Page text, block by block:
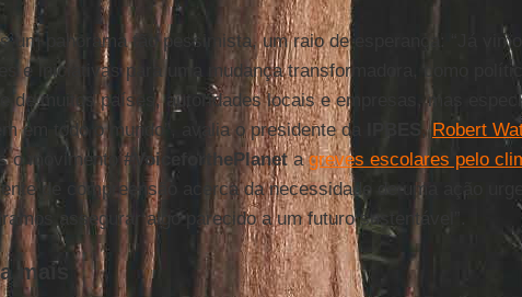
um panorama tão pessimista, um raio de esperança: “Já
e iniciativas para uma mudança transformadora, como
de muitos países, autoridades locais e empresas, mas
em todo o mundo”, avalia o presidente da
, Robert
o movimento #VoiceforthePlanetagreves escolares pelo
de compreensão acerca da necessidade de uma ação
assegurar algo parecido a um futuro sustentável”.
mais